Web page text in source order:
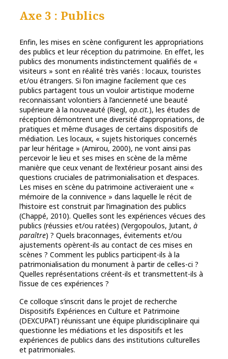
Axe 3 : Publics
Enfin, les mises en scène configurent les appropriations
des publics et leur réception du patrimoine. En effet, les
publics des monuments indistinctement qualifiés de «
visiteurs » sont en réalité très variés : locaux, touristes
et/ou étrangers. Si l’on imagine facilement que ces
publics partagent tous un vouloir artistique moderne
reconnaissant volontiers à l’ancienneté une beauté
supérieure à la nouveauté (Riegl, op.cit.), les études de
réception démontrent une diversité d’appropriations, de
pratiques et même d’usages de certains dispositifs de
médiation. Les locaux, « sujets historiques concernés
par leur héritage » (Amirou, 2000), ne vont ainsi pas
percevoir le lieu et ses mises en scène de la même
manière que ceux venant de l’extérieur posant ainsi des
questions cruciales de patrimonialisation et d’espaces.
Les mises en scène du patrimoine activeraient une «
mémoire de la connivence » dans laquelle le récit de
l’histoire est construit par l’imagination des publics
(Chappé, 2010). Quelles sont les expériences vécues des
publics (réussies et/ou ratées) (Vergopoulos, Jutant, à
paraître) ? Quels braconnages, évitements et/ou
ajustements opèrent-ils au contact de ces mises en
scènes ? Comment les publics participent-ils à la
patrimonialisation du monument à partir de celles-ci ?
Quelles représentations créent-ils et transmettent-ils à
l’issue de ces expériences ?
Ce colloque s’inscrit dans le projet de recherche
Dispositifs Expériences en Culture et Patrimoine
(DEXCUPAT) réunissant une équipe pluridisciplinaire qui
questionne les médiations et les dispositifs et les
expériences de publics dans des institutions culturelles
et patrimoniales.